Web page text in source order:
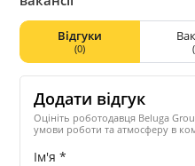
проект — Футбольная
совместно с Вами создать
лучших сотрудников!
Наша уникальность — это
практически нет в городе
засола и копчения рыбы и
уникальными
исключительно из
Відгуки
(0)
Додати відгук
Оцініть роботодавця Beluga
умови роботи та атмосферу в
Ім'я *